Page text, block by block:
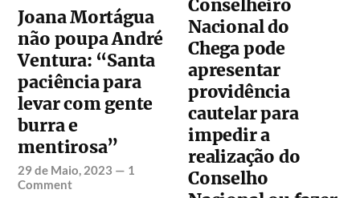
Joana Mortágua
não poupa André
Ventura: “Santa
paciência para
levar com gente
burra e
mentirosa”
29 de Maio, 2023 — 1
Comment
Conselheiro
Nacional do
Chega pode
apresentar
providência
cautelar para
impedir a
realização do
Conselho